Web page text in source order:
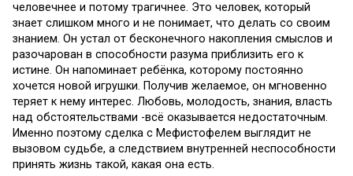
человечнее и потому трагичнее. Это человек, который
знает слишком много и не понимает, что делать со своим
знанием. Он устал от бесконечного накопления смыслов и
разочарован в способности разума приблизить его к
истине. Он напоминает ребёнка, которому постоянно
хочется новой игрушки. Получив желаемое, он мгновенно
теряет к нему интерес. Любовь, молодость, знания, власть
над обстоятельствами -всё оказывается недостаточным.
Именно поэтому сделка с Мефистофелем выглядит не
вызовом судьбе, а следствием внутренней неспособности
принять жизнь такой, какая она есть.